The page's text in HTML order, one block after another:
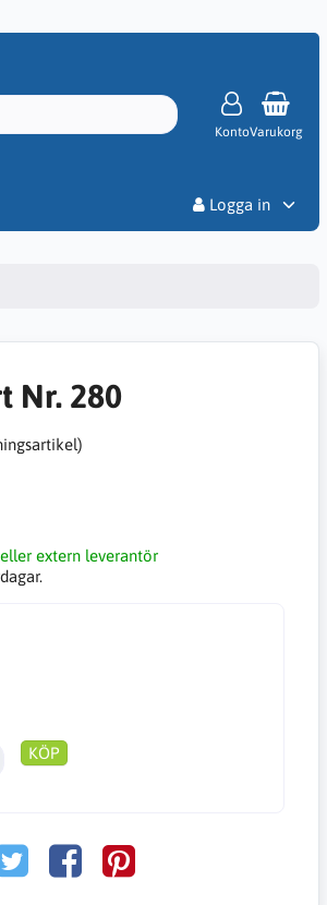
KontoVarukorg
Logga in
Nr. 280
extern leverantör
KÖP